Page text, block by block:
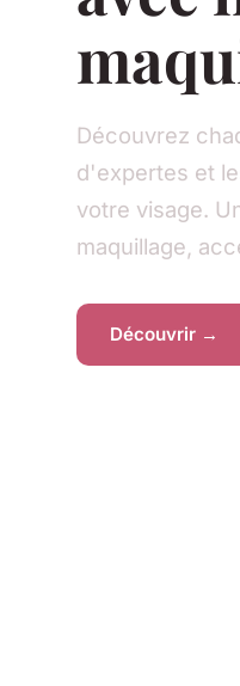
Découvrez
d'expertes et
votre visage.
maquillage,
Découvrir →